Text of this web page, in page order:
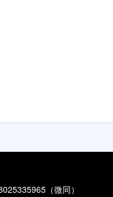
（微同）